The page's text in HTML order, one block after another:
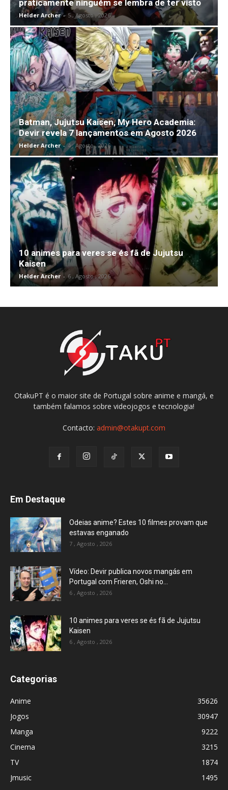
praticamente ninguém se lembra de ter visto
Helder Archer - 5 , Agosto , 2026
Batman, Jujutsu Kaisen, My Hero Academia:
Devir revela 7 lançamentos em Agosto 2026
Helder Archer - 4 , Agosto , 2026
10 animes para veres se és fã de Jujutsu
Kaisen
Helder Archer - 6 , Agosto , 2026
OtakuPT é o maior site de Portugal sobre anime e mangá, e
também falamos sobre videojogos e tecnologia!
Contacto: admin@otakupt.com
Em Destaque
Odeias anime? Estes 10 filmes provam que
estavas enganado
7 , Agosto , 2026
Vídeo: Devir publica novos mangás em
Portugal com Frieren, Oshi no...
6 , Agosto , 2026
10 animes para veres se és fã de Jujutsu
Kaisen
6 , Agosto , 2026
Categorias
Anime
35626
Jogos
30947
Manga
9222
Cinema
3215
TV
1874
Jmusic
1495